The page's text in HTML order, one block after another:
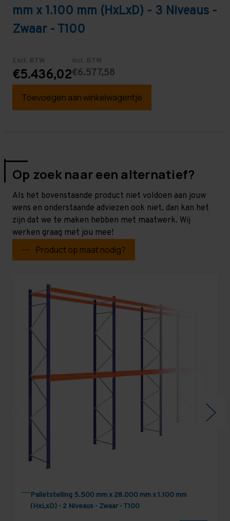
mm x 1.100 mm (HxLxD) - 3 Niveaus -
Zwaar - T100
Excl. BTW
€5.436,02
Incl. BTW
€6.577,58
Toevoegen aan winkelwagentje
Op zoek naar een alternatief?
Als het bovenstaande product niet voldoen aan jouw
wens en onderstaande adviezen ook niet, dan kan het
zijn dat we te maken hebben met maatwerk. Wij
werken graag met jou mee!
Product op maat nodig?
Palletstelling 5.500 mm x 28.000 mm x 1.100 mm
(HxLxD) - 2 Niveaus - Zwaar - T100